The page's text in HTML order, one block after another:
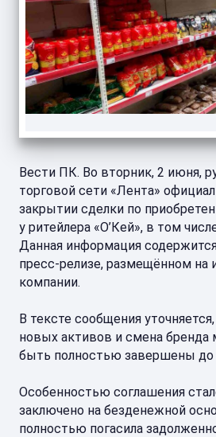
Вести ПК. Во вторник, 2 июня,
торговой сети «Лента»
закрытии сделки по
у ритейлера «О’Кей», в том
Данная информация
пресс-релизе, размещённом на
компании.
В тексте сообщения
новых активов и смена бренда
быть полностью завершены до
Особенностью соглашения
заключено на безденежной
полностью погасила